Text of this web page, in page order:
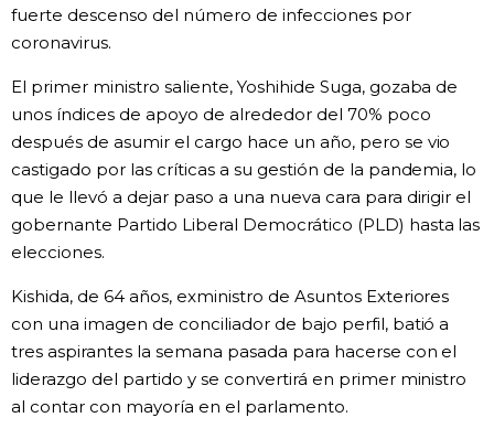
fuerte descenso del número de infecciones por
coronavirus.
El primer ministro saliente, Yoshihide Suga, gozaba de
unos índices de apoyo de alrededor del 70% poco
después de asumir el cargo hace un año, pero se vio
castigado por las críticas a su gestión de la pandemia, lo
que le llevó a dejar paso a una nueva cara para dirigir el
gobernante Partido Liberal Democrático (PLD) hasta las
elecciones.
Kishida, de 64 años, exministro de Asuntos Exteriores
con una imagen de conciliador de bajo perfil, batió a
tres aspirantes la semana pasada para hacerse con el
liderazgo del partido y se convertirá en primer ministro
al contar con mayoría en el parlamento.